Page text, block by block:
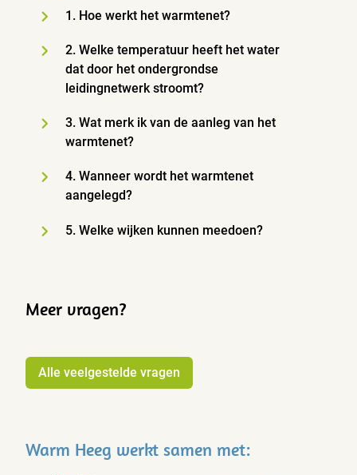
1. Hoe werkt het warmtenet?
2. Welke temperatuur heeft het water
dat door het ondergrondse
leidingnetwerk stroomt?
3. Wat merk ik van de aanleg van het
warmtenet?
4. Wanneer wordt het warmtenet
aangelegd?
5. Welke wijken kunnen meedoen?
Meer vragen?
Alle veelgestelde vragen
Warm Heeg werkt samen met: